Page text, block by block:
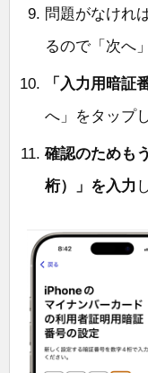
問題がなけれ
るので「次へ
「入力用暗証
へ」をタップ
確認のためも
桁）」を入力